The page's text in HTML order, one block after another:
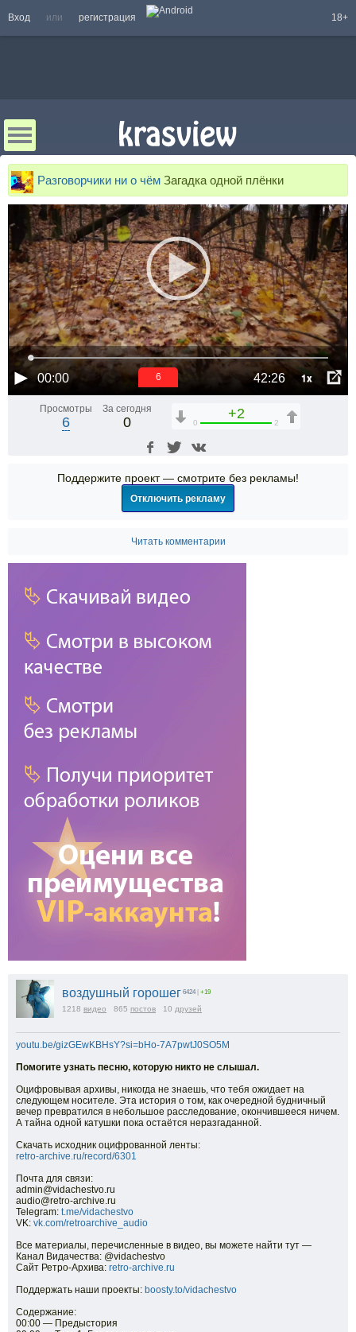
Вход или регистрация 18+
Разговорчики ни о чём Загадка одной плёнки
00:00 42:26 1x
6
Просмотры
6
За сегодня
0
+2
0 2
Поддержите проект — смотрите без рекламы!
Отключить рекламу
Читать комментарии
воздушный горошег 6424 | +19
1218 видео 865 постов 10 друзей
youtu.be/gizGEwKBHsY?si=bHo-7A7pwtJ0SO5M
Помогите узнать песню, которую никто не слышал.
Оцифровывая архивы, никогда не знаешь, что тебя ожидает на
следующем носителе. Эта история о том, как очередной будничный
вечер превратился в небольшое расследование, окончившееся ничем.
А тайна одной катушки пока остаётся неразгаданной.
Скачать исходник оцифрованной ленты:
retro-archive.ru/record/6301
Почта для связи:
admin@vidachestvo.ru
audio@retro-archive.ru
Telegram: t.me/vidachestvo
VK: vk.com/retroarchive_audio
Все материалы, перечисленные в видео, вы можете найти тут —
Канал Видачества: ‪@vidachestvo‬
Сайт Ретро-Архива: retro-archive.ru
Поддержать наши проекты: boosty.to/vidachestvo
Содержание:
00:00 — Предыстория